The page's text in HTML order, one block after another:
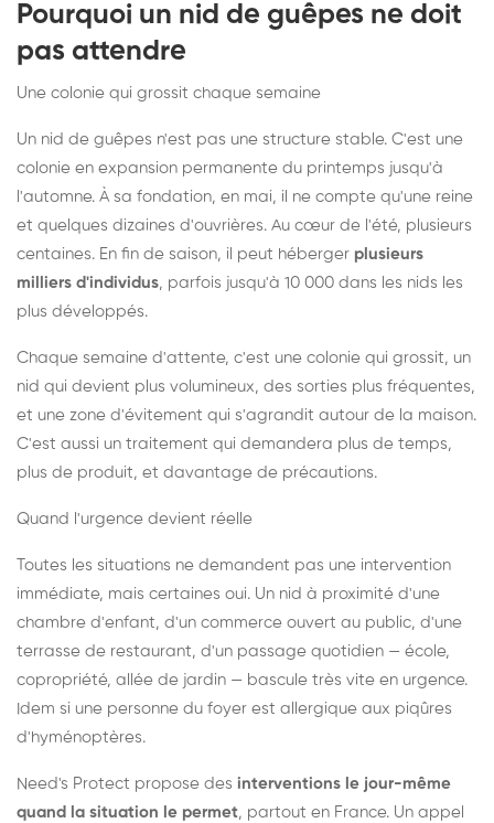
Pourquoi un nid de guêpes ne doit
pas attendre
Une colonie qui grossit chaque semaine
Un nid de guêpes n'est pas une structure stable. C'est une
colonie en expansion permanente du printemps jusqu'à
l'automne. À sa fondation, en mai, il ne compte qu'une reine
et quelques dizaines d'ouvrières. Au cœur de l'été, plusieurs
centaines. En fin de saison, il peut héberger plusieurs
milliers d'individus, parfois jusqu'à 10 000 dans les nids les
plus développés.
Chaque semaine d'attente, c'est une colonie qui grossit, un
nid qui devient plus volumineux, des sorties plus fréquentes,
et une zone d'évitement qui s'agrandit autour de la maison.
C'est aussi un traitement qui demandera plus de temps,
plus de produit, et davantage de précautions.
Quand l'urgence devient réelle
Toutes les situations ne demandent pas une intervention
immédiate, mais certaines oui. Un nid à proximité d'une
chambre d'enfant, d'un commerce ouvert au public, d'une
terrasse de restaurant, d'un passage quotidien — école,
copropriété, allée de jardin — bascule très vite en urgence.
Idem si une personne du foyer est allergique aux piqûres
d'hyménoptères.
Need's Protect propose des interventions le jour-même
quand la situation le permet, partout en France. Un appel